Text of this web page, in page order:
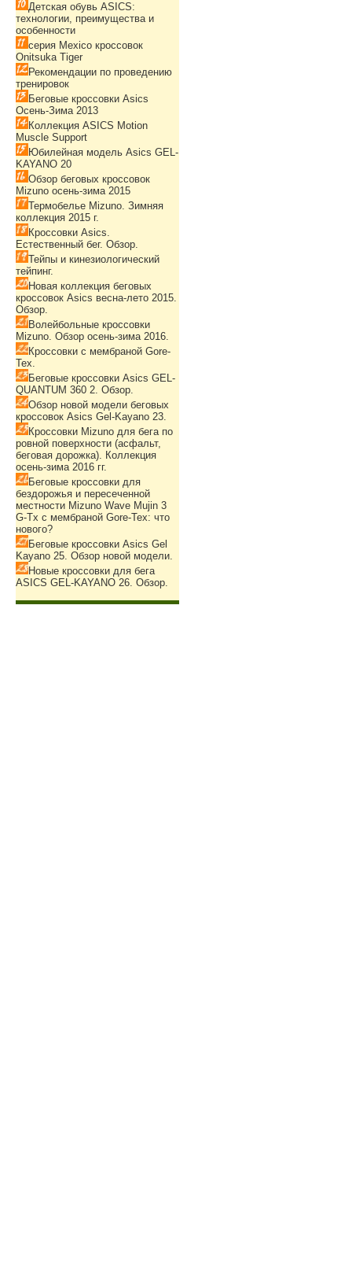
Детская обувь ASICS:
технологии, преимущества и
особенности
серия Mexico кроссовок
Onitsuka Tiger
Рекомендации по проведению
тренировок
Беговые кроссовки Asics
Осень-Зима 2013
Коллекция ASICS Motion
Muscle Support
Юбилейная модель Asics GEL-
KAYANO 20
Обзор беговых кроссовок
Mizuno осень-зима 2015
Термобелье Mizuno. Зимняя
коллекция 2015 г.
Кроссовки Asics.
Естественный бег. Обзор.
Тейпы и кинезиологический
тейпинг.
Новая коллекция беговых
кроссовок Asics весна-лето 2015.
Обзор.
Волейбольные кроссовки
Mizuno. Обзор осень-зима 2016.
Кроссовки с мембраной Gore-
Tex.
Беговые кроссовки Asics GEL-
QUANTUM 360 2. Обзор.
Обзор новой модели беговых
кроссовок Asics Gel-Kayano 23.
Кроссовки Mizuno для бега по
ровной поверхности (асфальт,
беговая дорожка). Коллекция
осень-зима 2016 гг.
Беговые кроссовки для
бездорожья и пересеченной
местности Mizuno Wave Mujin 3
G-Tx с мембраной Gore-Tex: что
нового?
Беговые кроссовки Asics Gel
Kayano 25. Обзор новой модели.
Новые кроссовки для бега
ASICS GEL-KAYANO 26. Обзор.